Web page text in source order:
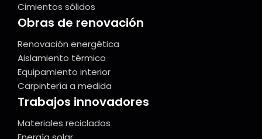
Cimientos sólidos
Obras de renovación
Renovación energética
Aislamiento térmico
Equipamiento interior
Carpintería a medida
Trabajos innovadores
Materiales reciclados